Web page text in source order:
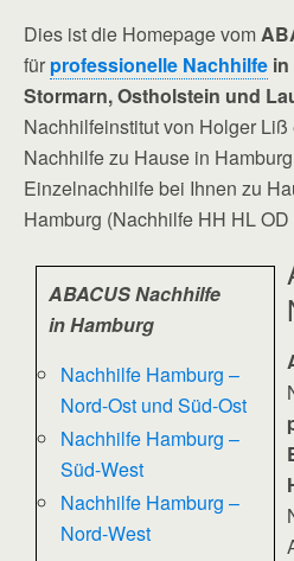
Dies ist die Homepage vom
für professionelle Nachhilfe
Stormarn, Ostholstein und
Nachhilfeinstitut von Holger
Nachhilfe zu Hause in
Einzelnachhilfe bei Ihnen zu
Hamburg (Nachhilfe HH HL OD
ABACUS Nachhilfe
in Hamburg
Nachhilfe Hamburg –
Nord-Ost und Süd-Ost
Nachhilfe Hamburg –
Süd-West
Nachhilfe Hamburg –
Nord-West